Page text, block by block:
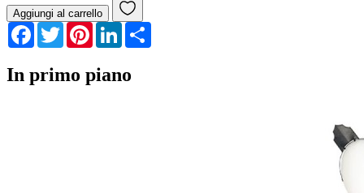
Aggiungi al carrello
Facebook
TwitterPinterestLinkedIn
In primo piano